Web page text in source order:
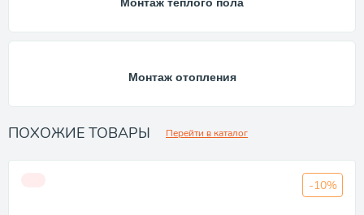
Монтаж отопления
ПОХОЖИЕ ТОВАРЫ Перейти в каталог
-10%